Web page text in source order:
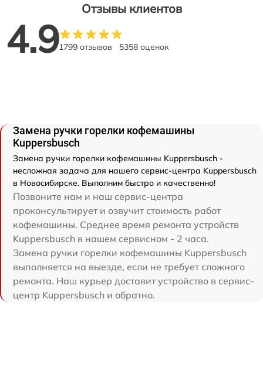
Отзывы клиентов
4.91799 отзывов 5358 оценок
Замена ручки горелки кофемашины
Kuppersbusch
Замена ручки горелки кофемашины Kuppersbusch -
несложная задача для нашего сервис-центра Kuppersbusch
в Новосибирске. Выполним быстро и качественно!
Позвоните нам и наш сервис-центра
проконсультирует и озвучит стоимость работ
кофемашины. Среднее время ремонта устройств
Kuppersbusch в нашем сервисном - 2 часа.
Замена ручки горелки кофемашины Kuppersbusch
выполняется на выезде, если не требует сложного
ремонта. Наш курьер доставит устройство в сервис-
центр Kuppersbusch и обратно.